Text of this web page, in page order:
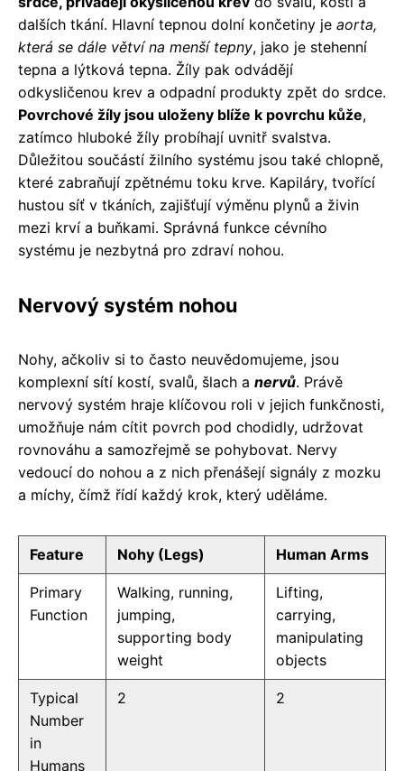
dalších tkání. Hlavní tepnou dolní končetiny je aorta,
která se dále větví na menší tepny, jako je stehenní
tepna a lýtková tepna. Žíly pak odvádějí
odkysličenou krev a odpadní produkty zpět do srdce.
Povrchové žíly jsou uloženy blíže k povrchu kůže,
zatímco hluboké žíly probíhají uvnitř svalstva.
Důležitou součástí žilního systému jsou také chlopně,
které zabraňují zpětnému toku krve. Kapiláry, tvořící
hustou síť v tkáních, zajišťují výměnu plynů a živin
mezi krví a buňkami. Správná funkce cévního
systému je nezbytná pro zdraví nohou.
Nervový systém nohou
Nohy, ačkoliv si to často neuvědomujeme, jsou
komplexní sítí kostí, svalů, šlach a nervů. Právě
nervový systém hraje klíčovou roli v jejich funkčnosti,
umožňuje nám cítit povrch pod chodidly, udržovat
rovnováhu a samozřejmě se pohybovat. Nervy
vedoucí do nohou a z nich přenášejí signály z mozku
a míchy, čímž řídí každý krok, který uděláme.
Feature Nohy (Legs) Human Arms
Primary
Function
Walking, running,
jumping,
supporting body
weight
Lifting,
carrying,
manipulating
objects
Typical
Number
in
Humans
2 2